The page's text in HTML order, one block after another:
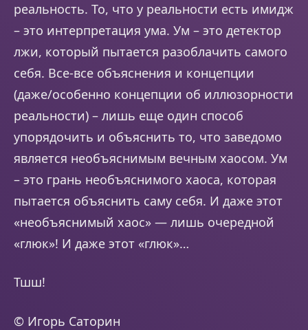
реальность. То, что у реальности есть имидж
– это интерпретация ума. Ум – это детектор
лжи, который пытается разоблачить самого
себя. Все-все объяснения и концепции
(даже/особенно концепции об иллюзорности
реальности) – лишь еще один способ
упорядочить и объяснить то, что заведомо
является необъяснимым вечным хаосом. Ум
– это грань необъяснимого хаоса, которая
пытается объяснить саму себя. И даже этот
«необъяснимый хаос» — лишь очередной
«глюк»! И даже этот «глюк»…
Тшш!
© Игорь Саторин